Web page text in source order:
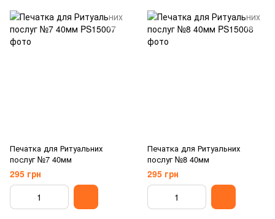
Печатка для Ритуальних
послуг №7 40мм
295 грн
Печатка для Ритуальних
послуг №8 40мм
295 грн